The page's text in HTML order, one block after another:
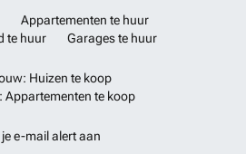
Appartementen te huur
te huur
Garages te huur
Huizen te koop
Appartementen te koop
e-mail alert aan